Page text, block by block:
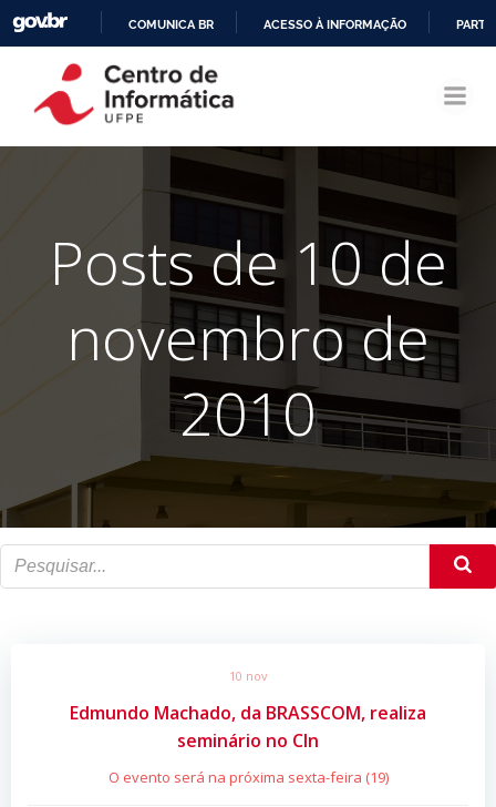
CONTEÚDO
COMUNICA BR ACESSO À INFORMAÇÃO
Posts de 10 de
novembro de
2010
10 nov
Edmundo Machado, da BRASSCOM, realiza
seminário no CIn
O evento será na próxima sexta-feira (19)